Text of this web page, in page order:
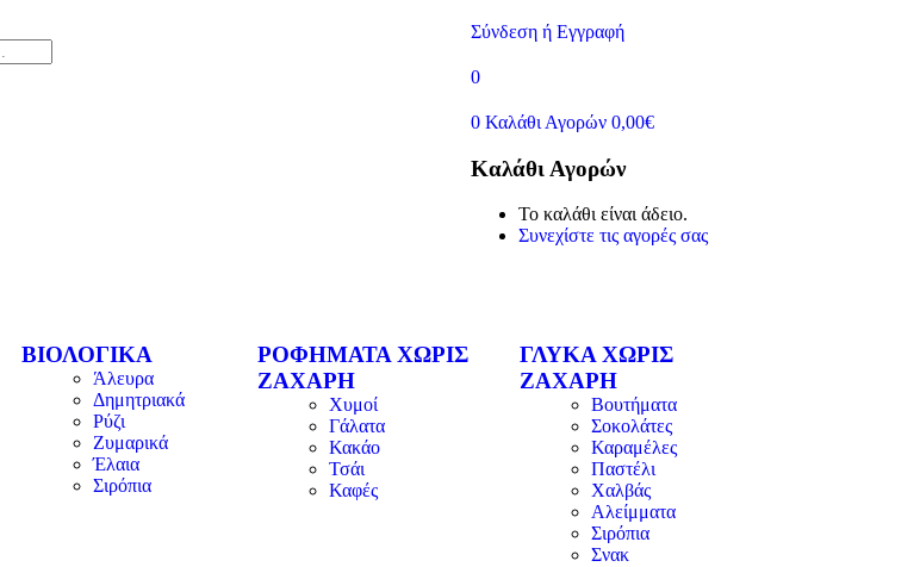
Σύνδεση ή Εγγραφή
0
0 Καλάθι Αγορών 0,00€
Καλάθι Αγορών
Το καλάθι είναι άδειο.
Συνεχίστε τις αγορές σας
ΒΙΟΛΟΓΙΚΑ
Άλευρα
Δημητριακά
Ρύζι
Ζυμαρικά
Έλαια
Σιρόπια
ΡΟΦΗΜΑΤΑ ΧΩΡΙΣ
ΖΑΧΑΡΗ
Χυμοί
Γάλατα
Κακάο
Τσάι
Καφές
ΓΛΥΚΑ ΧΩΡΙΣ
ΖΑΧΑΡΗ
Βουτήματα
Σοκολάτες
Καραμέλες
Παστέλι
Χαλβάς
Αλείμματα
Σιρόπια
Σνακ